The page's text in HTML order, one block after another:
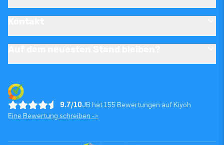
9.7/10JB hat 155 Bewertungen auf Kiyoh
Eine Bewertung schreiben ->